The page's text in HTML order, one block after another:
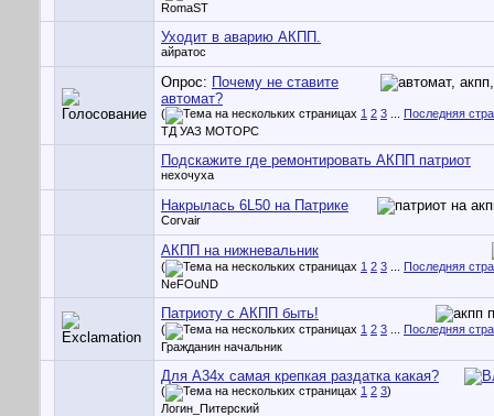
RomaST
Уходит в аварию АКПП.
айратос
Опрос: Почему не ставите
автомат?
( 1 2 3
Последняя
ТД УАЗ МОТОРС
Подскажите где ремонтировать АКПП патриот
нехочуха
Накрылась 6L50 на Патрике
Corvair
АКПП на нижневальник
( 1 2 3
Последняя
NeFOuND
Патриоту с АКПП быть!
( 1 2 3
Последняя
Гражданин начальник
Для A34x самая крепкая раздатка какая?
( 1 2 3)
Логин_Питерский